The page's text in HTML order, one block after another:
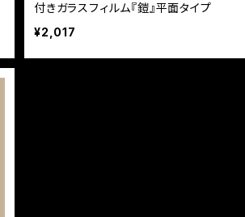
付きガラスフィルム『鎧』平面タイプ
¥2,017